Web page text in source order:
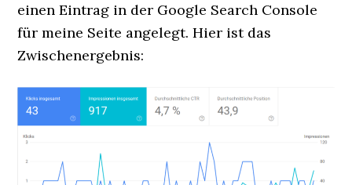
einen Eintrag in der Google Search Console
für meine Seite angelegt. Hier ist das
Zwischenergebnis: